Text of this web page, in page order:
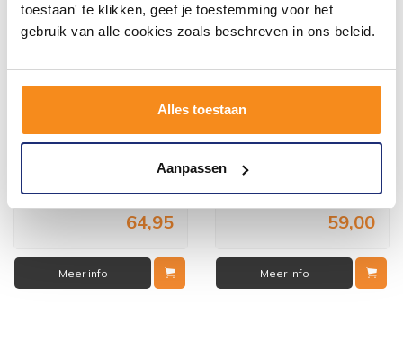
toestaan' te klikken, geef je toestemming voor het
gebruik van alle cookies zoals beschreven in ons beleid.
Alles toestaan
Aanpassen
Universele Design Radiator
Aansluitset Axiaal (Haaks
Verkeerd)
64,95
Meer info
Universele Design Radiator
Aansluitset Haaks
1 tot 3 werkdagen
59,00
Meer info